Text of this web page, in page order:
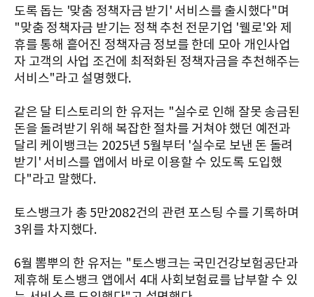
도록 돕는 '맞춤 정책자금 받기' 서비스를 출시했다"며
"맞춤 정책자금 받기는 정책 추천 전문기업 '웰로'와 제
휴를 통해 흩어진 정책자금 정보를 한데 모아 개인사업
자 고객의 사업 조건에 최적화된 정책자금을 추천해주는
서비스"라고 설명했다.
같은 달 티스토리의 한 유저는 "실수로 인해 잘못 송금된
돈을 돌려받기 위해 복잡한 절차를 거쳐야 했던 예전과
달리 케이뱅크는 2025년 5월부터 '실수로 보낸 돈 돌려
받기' 서비스를 앱에서 바로 이용할 수 있도록 도입했
다"라고 말했다.
토스뱅크가 총 5만2082건의 관련 포스팅 수를 기록하며
3위를 차지했다.
6월 뽐뿌의 한 유저는 "토스뱅크는 국민건강보험공단과
제휴해 토스뱅크 앱에서 4대 사회보험료를 납부할 수 있